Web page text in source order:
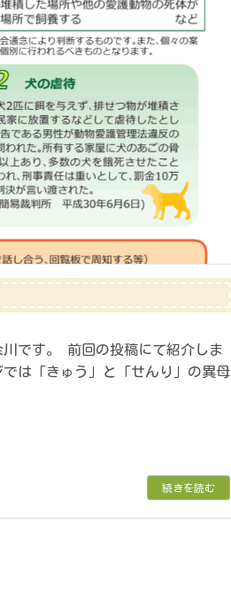
です。 前回の投稿にて紹介しま
は「きゅう」と「せんり」の異母
続きを読む